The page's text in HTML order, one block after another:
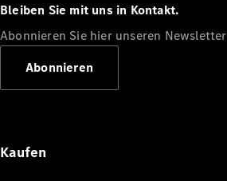
Bleiben Sie mit uns in Kontakt.
Abonnieren Sie hier unseren Newsletter
Abonnieren
Kaufen